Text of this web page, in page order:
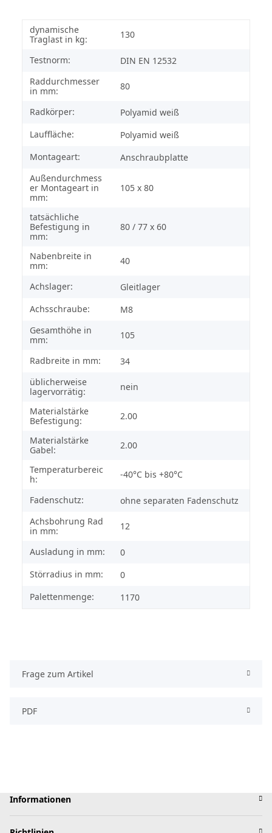
dynamische
Traglast in kg:
130
Testnorm:
DIN EN 12532
Raddurchmesser
in mm:
80
Radkörper:
Polyamid weiß
Lauffläche:
Polyamid weiß
Montageart:
Anschraubplatte
Außendurchmess
er Montageart in
mm:
105 x 80
tatsächliche
Befestigung in
mm:
80 / 77 x 60
Nabenbreite in
mm:
40
Achslager:
Gleitlager
Achsschraube:
M8
Gesamthöhe in
mm:
105
Radbreite in mm:
34
üblicherweise
lagervorrätig:
nein
Materialstärke
Befestigung:
2.00
Materialstärke
Gabel:
2.00
Temperaturbereic
h:
-40°C bis +80°C
Fadenschutz:
ohne separaten Fadenschutz
Achsbohrung Rad
in mm:
12
Ausladung in mm:
0
Störradius in mm:
0
Palettenmenge:
1170
Frage zum Artikel
PDF
Informationen